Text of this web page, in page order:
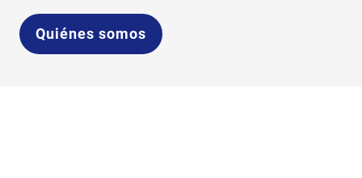
Quiénes somos